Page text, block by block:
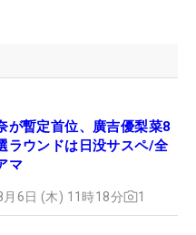
が暫定首位、廣吉優梨菜8
ウンドは日没サスペ/全
マ
月6日 (木) 11時18分 1